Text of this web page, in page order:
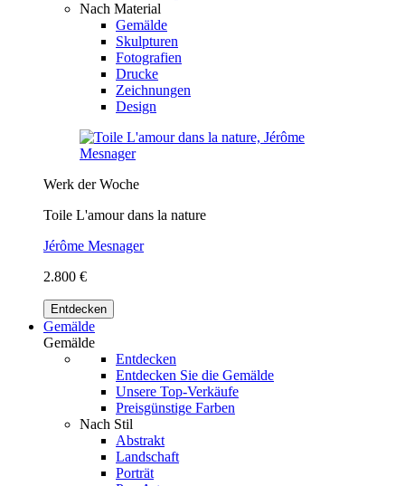
Nach Material
Gemälde
Skulpturen
Fotografien
Drucke
Zeichnungen
Design
Werk der Woche
Toile L'amour dans la nature
Jérôme Mesnager
2.800 €
Entdecken
Gemälde
Gemälde
Entdecken
Entdecken Sie die Gemälde
Unsere Top-Verkäufe
Preisgünstige Farben
Nach Stil
Abstrakt
Landschaft
Porträt